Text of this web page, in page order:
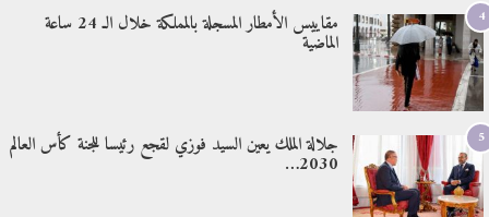
4 مقاييس الأمطار المسجلة بالمملكة خلال الـ 24 ساعة
الماضية
5 جلالة الملك يعين السيد فوزي لقجع رئيسا للجنة كأس العالم
2030…